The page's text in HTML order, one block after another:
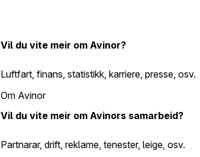
Vil du vite meir om Avinor?
Luftfart, finans, statistikk, karriere, presse, osv.
Om Avinor
Vil du vite meir om Avinors samarbeid?
Partnarar, drift, reklame, tenester, leige, osv.